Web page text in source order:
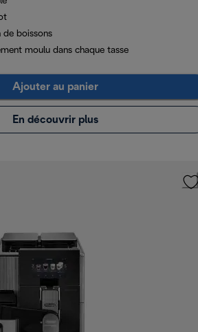
de boissons
moulu dans chaque tasse
Ajouter au panier
En découvrir plus